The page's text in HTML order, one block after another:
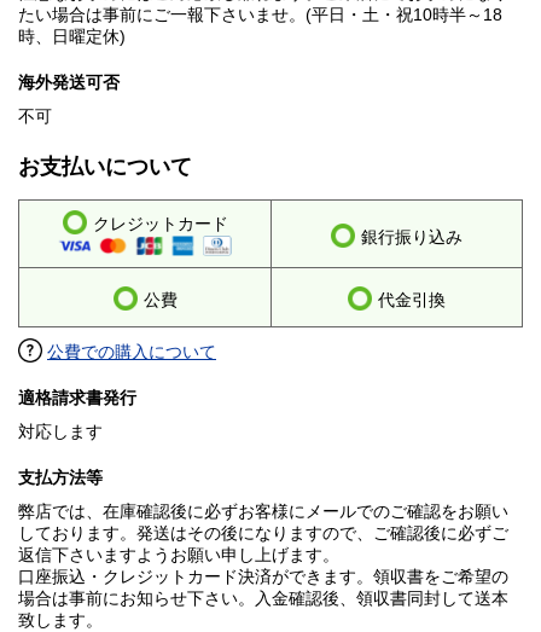
たい場合は事前にご一報下さいませ。(平日・土・祝10時半～18
時、日曜定休)
海外発送可否
不可
お支払いについて
クレジットカード
銀行振り込み
公費 代金引換
公費での購入について
適格請求書発行
対応します
支払方法等
弊店では、在庫確認後に必ずお客様にメールでのご確認をお願い
しております。発送はその後になりますので、ご確認後に必ずご
返信下さいますようお願い申し上げます。
口座振込・クレジットカード決済ができます。領収書をご希望の
場合は事前にお知らせ下さい。入金確認後、領収書同封して送本
致します。